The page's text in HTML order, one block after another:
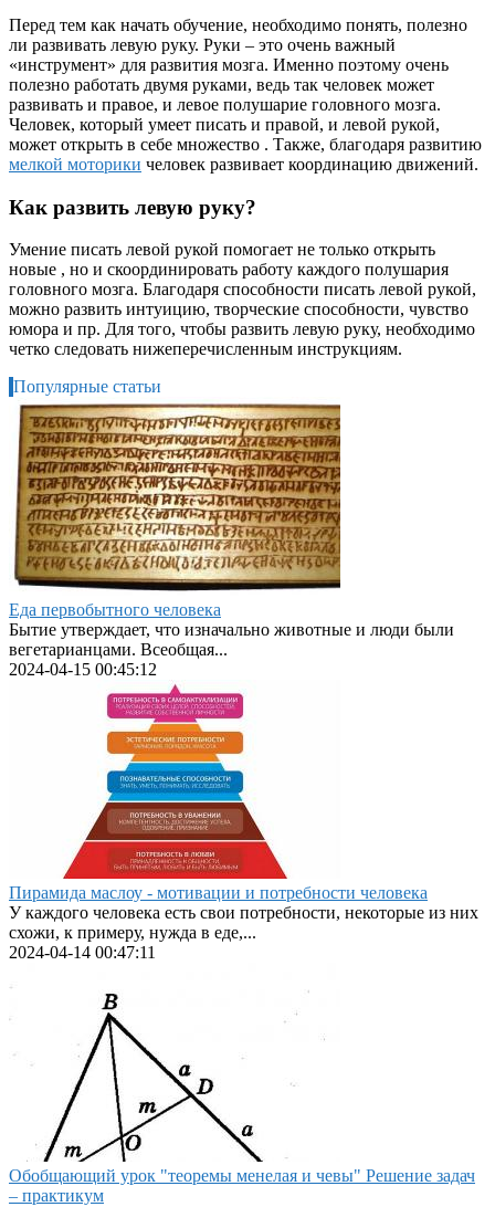
Перед тем как начать обучение, необходимо понять, полезно
ли развивать левую руку. Руки – это очень важный
«инструмент» для развития мозга. Именно поэтому очень
полезно работать двумя руками, ведь так человек может
развивать и правое, и левое полушарие головного мозга.
Человек, который умеет писать и правой, и левой рукой,
может открыть в себе множество . Также, благодаря развитию
мелкой моторики человек развивает координацию движений.
Как развить левую руку?
Умение писать левой рукой помогает не только открыть
новые , но и скоординировать работу каждого полушария
головного мозга. Благодаря способности писать левой рукой,
можно развить интуицию, творческие способности, чувство
юмора и пр. Для того, чтобы развить левую руку, необходимо
четко следовать нижеперечисленным инструкциям.
Популярные статьи
Еда первобытного человека
Бытие утверждает, что изначально животные и люди были
вегетарианцами. Всеобщая...
2024-04-15 00:45:12
Пирамида маслоу - мотивации и потребности человека
У каждого человека есть свои потребности, некоторые из них
схожи, к примеру, нужда в еде,...
2024-04-14 00:47:11
Обобщающий урок "теоремы менелая и чевы" Решение задач
– практикум